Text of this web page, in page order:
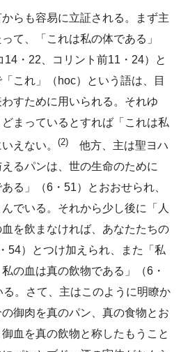
らも容易に立証される。まず主
て、「これは私の体である」
14・22、コリント前11・24）と
これ」（hoc）という語は、目
すために用いられる。それゆ
まっているとすれば「これは私
えない。 (2) 他方、主は聖ヨハ
るパンは、世の生命のために
る」（6・51）とおおせられ、
でいる。それから少し後に「人
を飲まなければ、あなたたちの
54）とつけ加えられ、また「私
の血は真の飲物である」（6・
。さて、主はこのように明瞭か
御肉を真のパン、真の食物とお
血を真の飲物と称したもうこと